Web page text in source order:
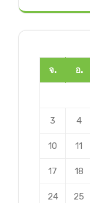
จ. อ.
3 4
10 11
17 18
24 25